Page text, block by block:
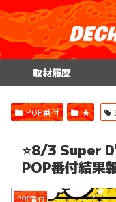
取材履歴
POP番付 ★
⭐️8/3 Super
POP番付結果
POP番付